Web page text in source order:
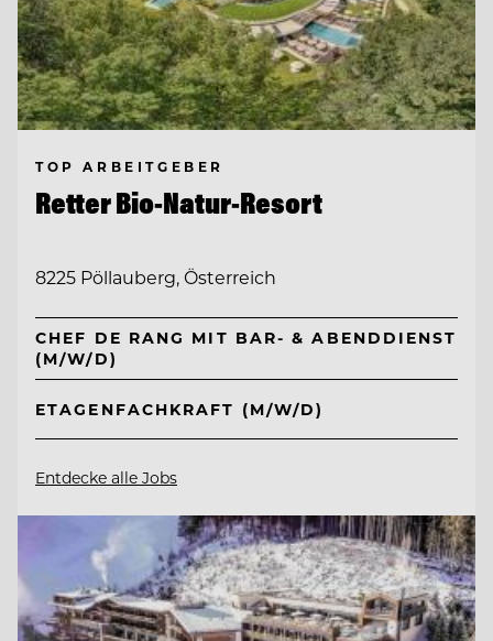
TOP ARBEITGEBER
Retter Bio-Natur-Resort
8225 Pöllauberg, Österreich
CHEF DE RANG MIT BAR- & ABENDDIENST
(M/W/D)
ETAGENFACHKRAFT (M/W/D)
Entdecke alle Jobs